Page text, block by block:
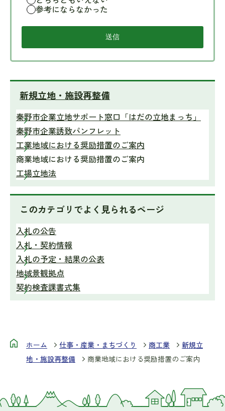
参考にならなかった
新規立地・施設再整備
秦野市企業立地サポート窓口「はだの立地まっち」
秦野市企業誘致パンフレット
工業地域における奨励措置のご案内
商業地域における奨励措置のご案内
工場立地法
このカテゴリでよく見られるページ
入札の公告
入札・契約情報
入札の予定・結果の公表
地域景観拠点
契約検査課書式集
ホーム 仕事・産業・まちづくり 商工業
新規立
地・施設再整備
商業地域における奨励措置のご案内